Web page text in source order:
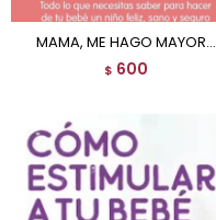
MAMA, ME HAGO MAYOR...
$ 600